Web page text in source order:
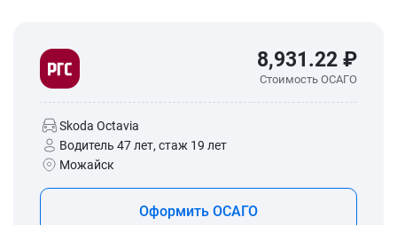
8,931.22 ₽
Стоимость ОСАГО
Skoda Octavia
Водитель 47 лет, стаж 19 лет
Можайск
Оформить ОСАГО